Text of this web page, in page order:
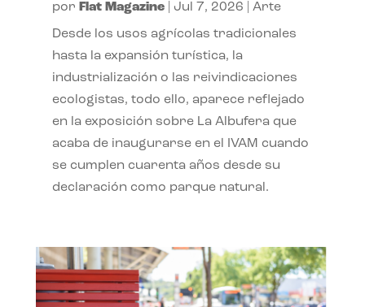
por Flat Magazine| Jul 7, 2026 Arte
Desde los usos agrícolas tradicionales
hasta la expansión turística, la
industrialización o las reivindicaciones
ecologistas, todo ello, aparece reflejado
en la exposición sobre La Albufera que
acaba de inaugurarse en el IVAM cuando
se cumplen cuarenta años desde su
declaración como parque natural.